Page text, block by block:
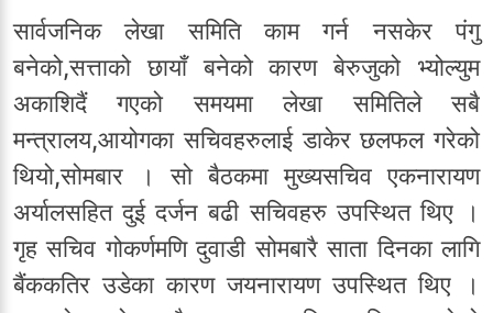
सार्वजनिक लेखा समिति काम गर्न नसकेर पंगु
बनेको,सत्ताको छायाँ बनेको कारण बेरुजुको भ्योल्युम
अकाशिदैं गएको समयमा लेखा समितिले सबै
मन्त्रालय,आयोगका सचिवहरुलाई डाकेर छलफल गरेको
थियो,सोमबार । सो बैठकमा मुख्यसचिव एकनारायण
अर्यालसहित दुई दर्जन बढी सचिवहरु उपस्थित थिए ।
गृह सचिव गोकर्णमणि दुवाडी सोमबारै साता दिनका लागि
बैंककतिर उडेका कारण जयनारायण उपस्थित थिए ।